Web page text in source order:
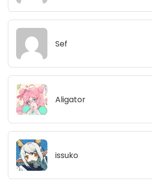
Sef
Aligator
issuko